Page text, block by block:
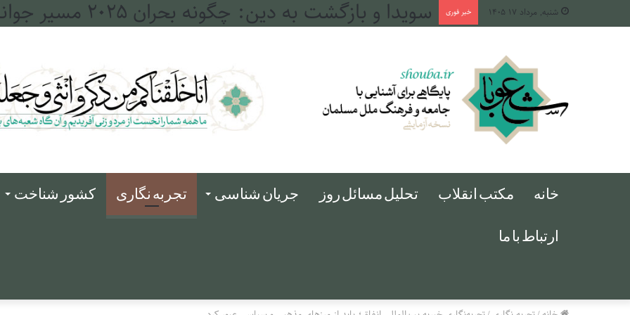
شنبه, مرداد ۱۷ ۱۴۰۵ خبر فوری طهران، میان دجله و فرات
خانه مکتب انقلاب تحلیل مسائل روز جریان شناسی تجربه نگاری کشور شناخت
ارتباط با ما